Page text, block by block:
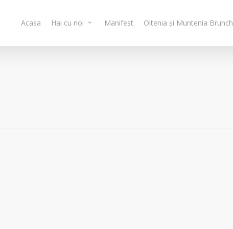
Acasa Hai cu noi Manifest Oltenia și Muntenia Brunch